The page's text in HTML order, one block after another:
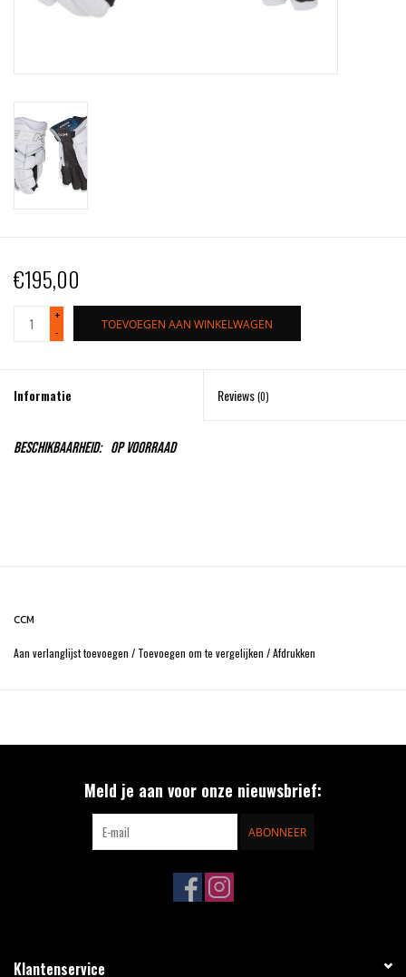
€195,00
+
-
TOEVOEGEN AAN WINKELWAGEN
Informatie Reviews(0)
Beschikbaarheid: Op voorraad
CCM
Aan verlanglijst toevoegen / Toevoegen om te vergelijken /Afdrukken
Meld je aan voor onze nieuwsbrief:
ABONNEER
Klantenservice